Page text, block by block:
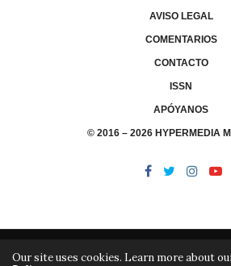
AVISO LEGAL
COMENTARIOS
CONTACTO
ISSN
APÓYANOS
© 2016 – 2026 HYPERMEDIA
Our site uses cookies. Learn more about